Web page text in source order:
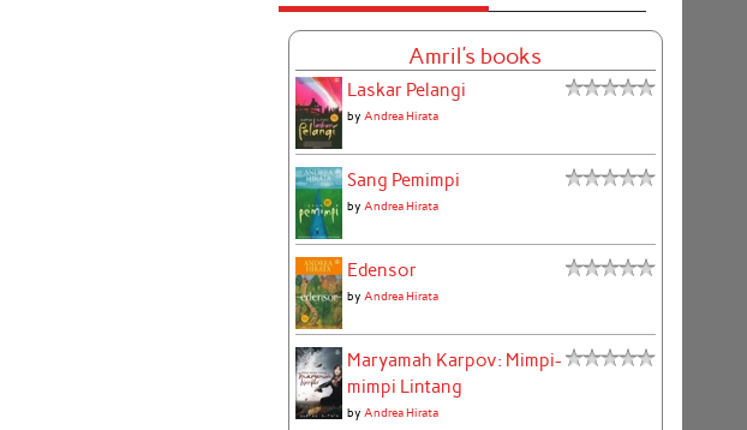
Amril's books
Laskar Pelangi
by Andrea Hirata
Sang Pemimpi
by Andrea Hirata
Edensor
by Andrea Hirata
Maryamah Karpov: Mimpi-
mimpi Lintang
by Andrea Hirata